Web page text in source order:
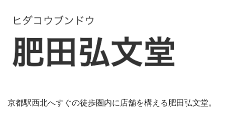
京都駅西北へすぐの徒歩圏内に店舗を構える肥田弘文堂。